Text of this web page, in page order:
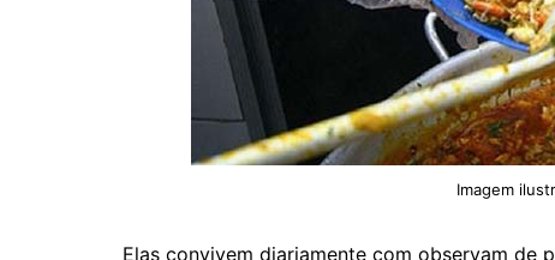
Imagem
Elas convivem diariamente com observam de